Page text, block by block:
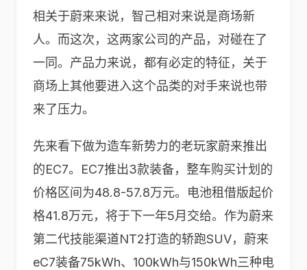
相关于蔚来来说，智己相对来说是商场新
人。而这次，这两家公司的产品，对碰在了
一同。产品力来说，都有必定的特征，关于
商场上其他要进入这个品类的对手来说也带
来了压力。
先来看下做为造车新势力的老玩家蔚来推出
的EC7。EC7推出3款装备，整车购买计划的
价格区间为48.8-57.8万元。电池租借版起价
格41.8万元，将于下一年5月交给。作为蔚来
第二代技能渠道NT2打造的轿跑SUV，蔚来
eC7装备75kWh、100kWh与150kWh三种电